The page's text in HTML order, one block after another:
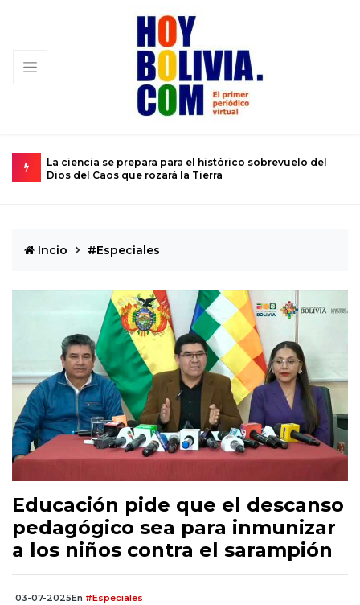
La ciencia se prepara para el histórico sobrevuelo del
Dios del Caos que rozará la Tierra
Incio #Especiales
Educación pide que el descanso
pedagógico sea para inmunizar
a los niños contra el sarampión
03-07-2025En #Especiales